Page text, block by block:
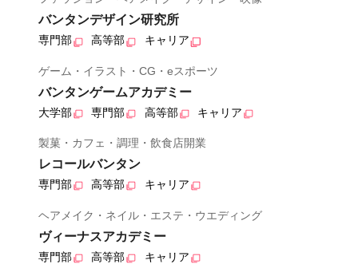
バンタンデザイン研究所
専門部 高等部 キャリア
ゲーム・イラスト・CG・eスポーツ
バンタンゲームアカデミー
大学部 専門部 高等部 キャリア
製菓・カフェ・調理・飲食店開業
レコールバンタン
専門部 高等部 キャリア
ヘアメイク・ネイル・エステ・ウエディング
ヴィーナスアカデミー
専門部 高等部 キャリア